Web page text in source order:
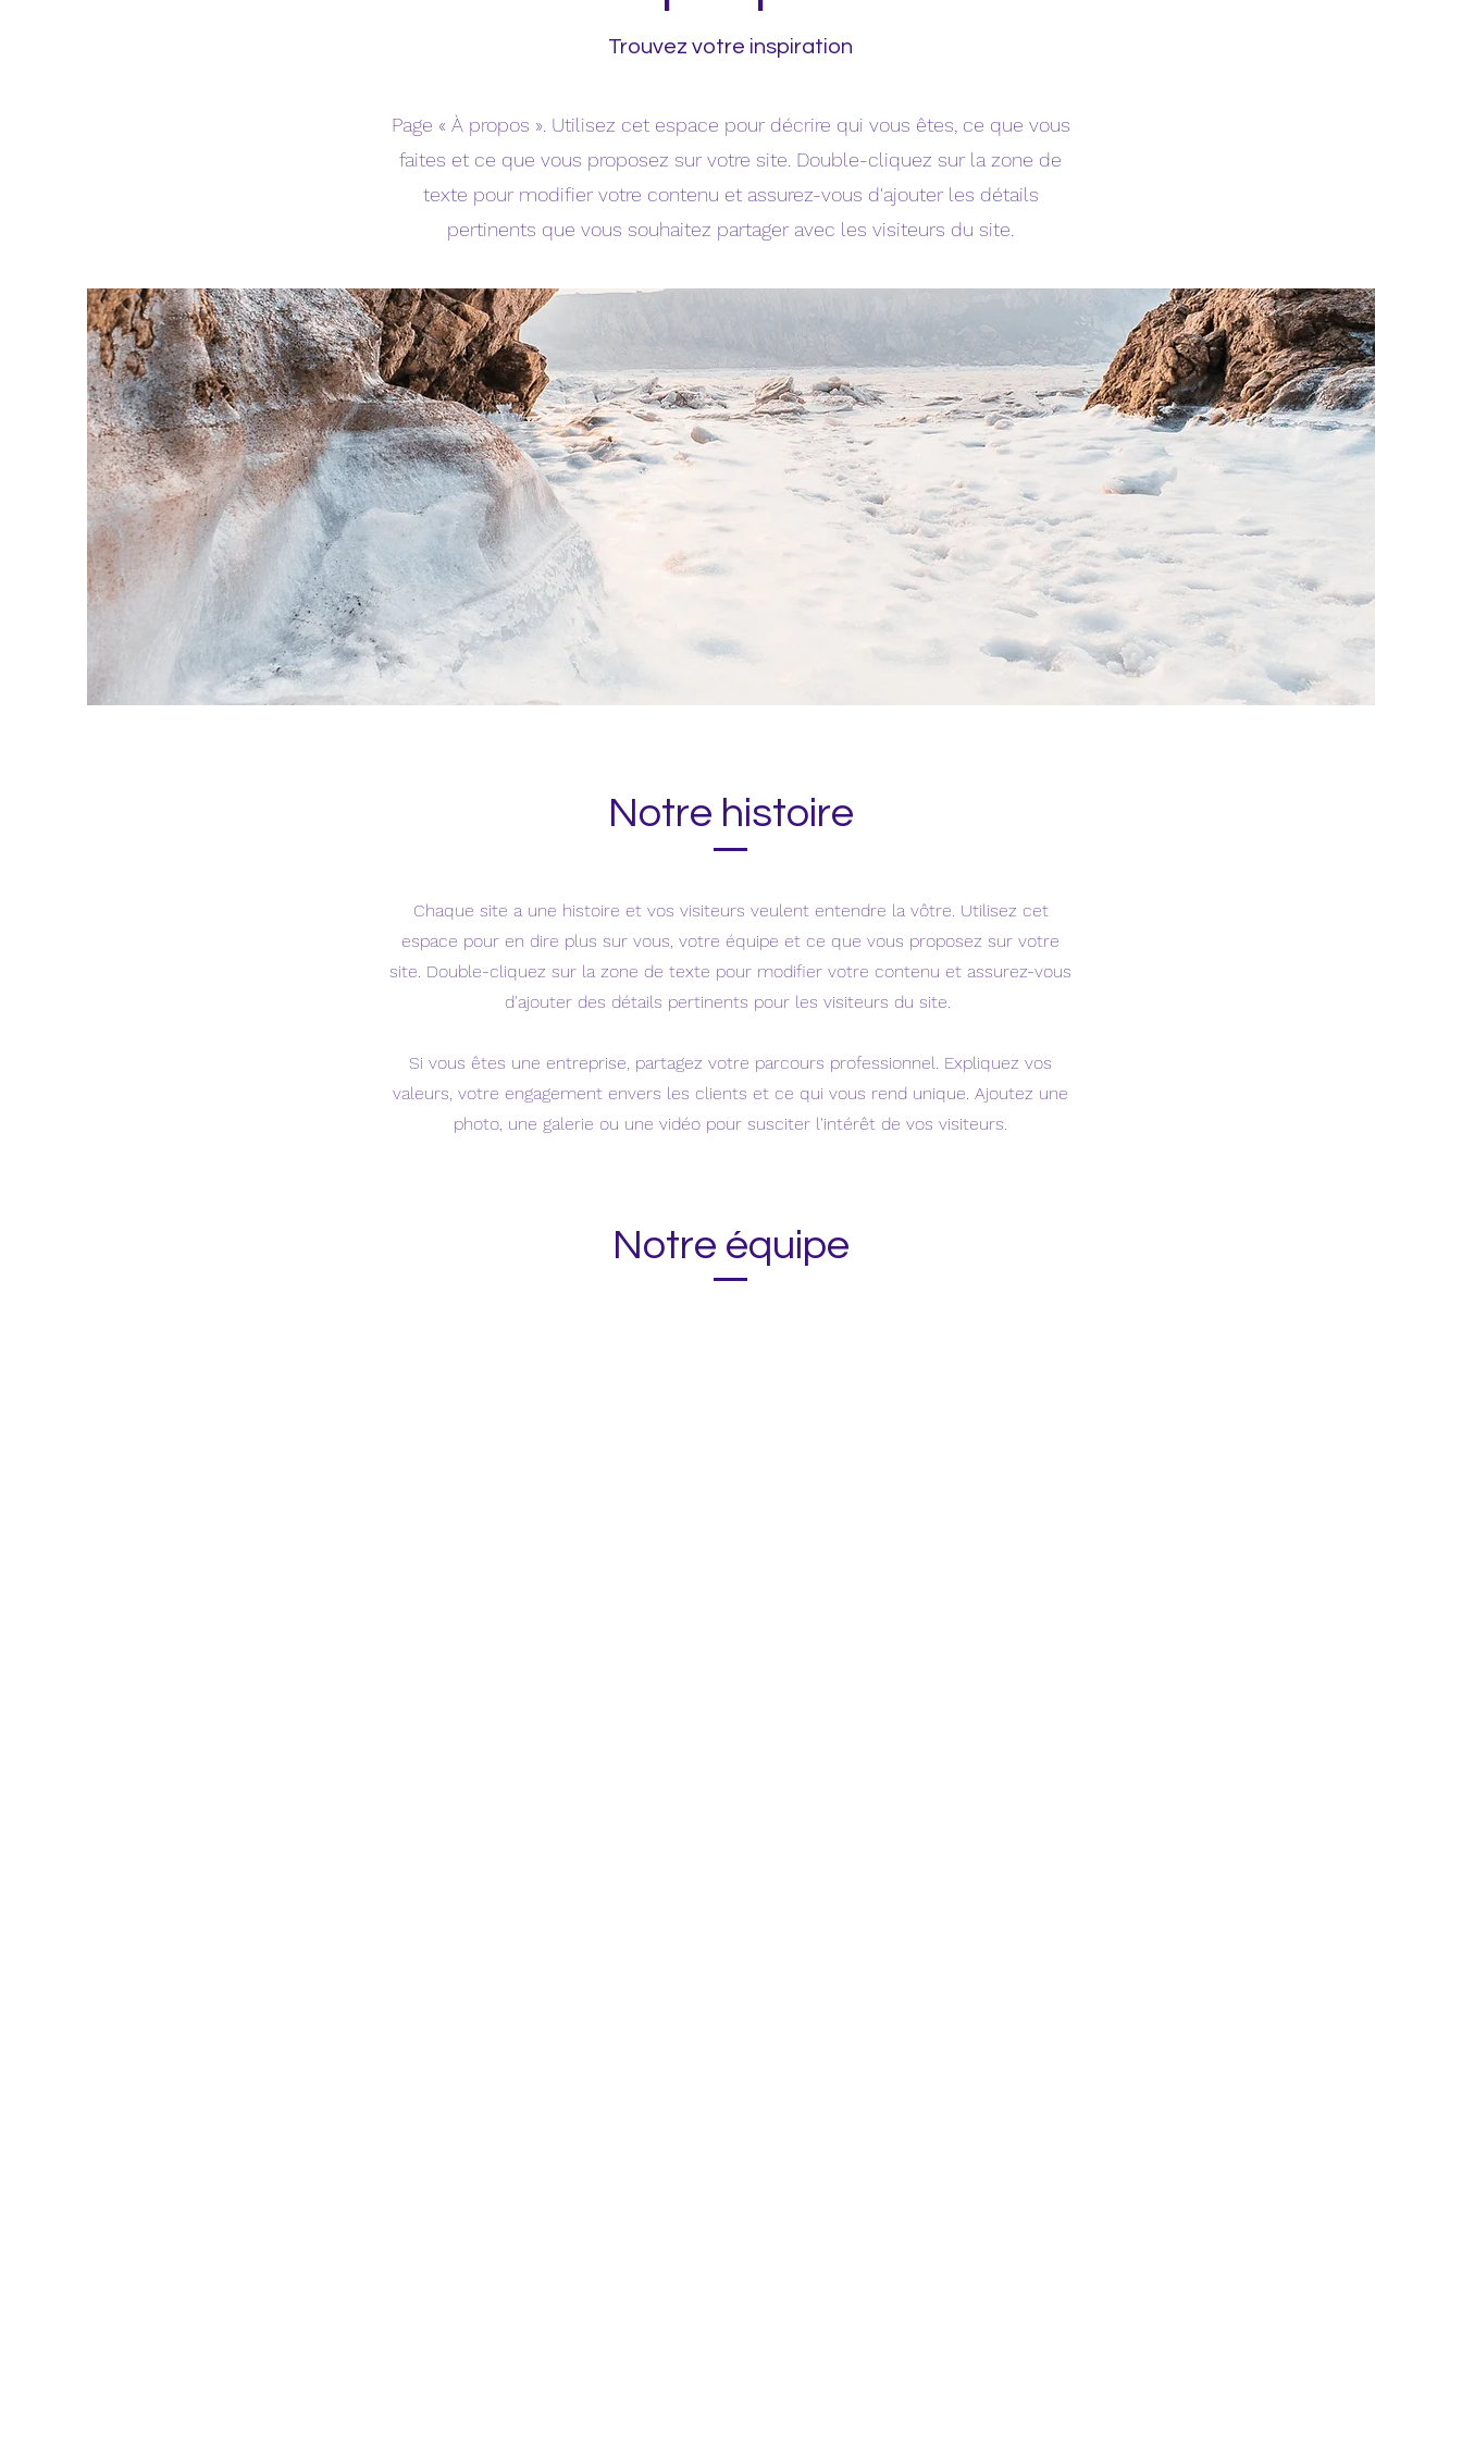
Trouvez votre inspiration
Page « À propos ». Utilisez cet espace pour décrire qui vous êtes, ce que vous
faites et ce que vous proposez sur votre site. Double-cliquez sur la zone de
texte pour modifier votre contenu et assurez-vous d'ajouter les détails
pertinents que vous souhaitez partager avec les visiteurs du site.
Notre histoire
Chaque site a une histoire et vos visiteurs veulent entendre la vôtre. Utilisez cet
espace pour en dire plus sur vous, votre équipe et ce que vous proposez sur votre
site. Double-cliquez sur la zone de texte pour modifier votre contenu et assurez-vous
d'ajouter des détails pertinents pour les visiteurs du site. ​
Si vous êtes une entreprise, partagez votre parcours professionnel. Expliquez vos
valeurs, votre engagement envers les clients et ce qui vous rend unique. Ajoutez une
photo, une galerie ou une vidéo pour susciter l'intérêt de vos visiteurs.
Notre équipe